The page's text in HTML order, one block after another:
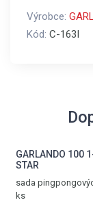
Výrobce:
Kód: C-163I
GARLANDO 100
STAR
sada
ks